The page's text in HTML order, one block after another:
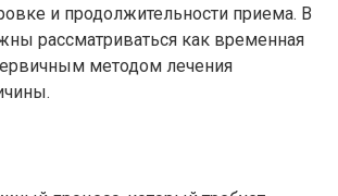
и продолжительности приема. В
рассматриваться как временная
методом лечения